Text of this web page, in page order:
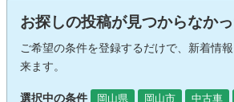
お探しの投稿が見つからなか
ご希望の条件を登録するだけで、新着情
来ます。
選択中の条件 岡山県 岡山市 中古車